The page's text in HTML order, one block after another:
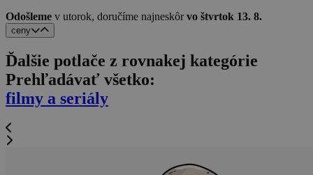
Odošleme v utorok, doručíme najneskôrvo štvrtok 13. 8.
ceny
Ďalšie potlače z rovnakej kategórie
Prehľadávať všetko:
filmy a seriály